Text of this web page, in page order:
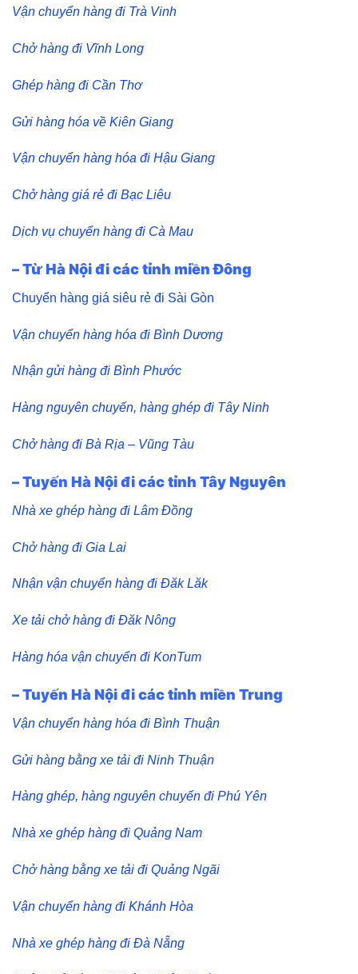
Vận chuyển hàng đi Trà Vinh
Chở hàng đi Vĩnh Long
Ghép hàng đi Cần Thơ
Gửi hàng hóa về Kiên Giang
Vận chuyển hàng hóa đi Hậu Giang
Chở hàng giá rẻ đi Bạc Liêu
Dịch vụ chuyển hàng đi Cà Mau
– Từ Hà Nội đi các tỉnh miền Đông
Chuyển hàng giá siêu rẻ đi Sài Gòn
Vận chuyển hàng hóa đi Bình Dương
Nhận gửi hàng đi Bình Phước
Hàng nguyên chuyến, hàng ghép đi Tây Ninh
Chở hàng đi Bà Rịa – Vũng Tàu
– Tuyến Hà Nội đi các tỉnh Tây Nguyên
Nhà xe ghép hàng đi Lâm Đồng
Chở hàng đi Gia Lai
Nhận vận chuyển hàng đi Đăk Lăk
Xe tải chở hàng đi Đăk Nông
Hàng hóa vận chuyển đi KonTum
– Tuyến Hà Nội đi các tỉnh miền Trung
Vận chuyển hàng hóa đi Bình Thuận
Gửi hàng bằng xe tải đi Ninh Thuận
Hàng ghép, hàng nguyên chuyến đi Phú Yên
Nhà xe ghép hàng đi Quảng Nam
Chở hàng bằng xe tải đi Quảng Ngãi
Vận chuyển hàng đi Khánh Hòa
Nhà xe ghép hàng đi Đà Nẵng